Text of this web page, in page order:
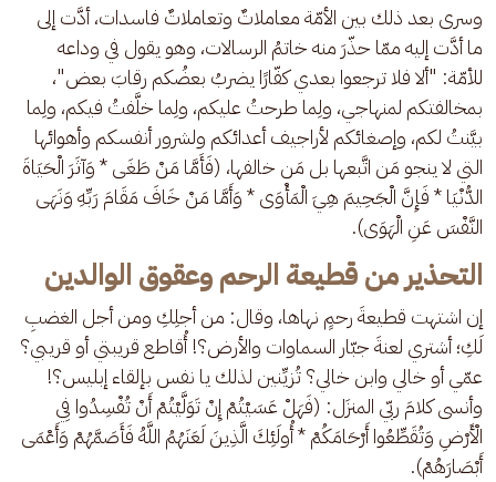
وسرى بعد ذلك بين الأمّة معاملاتٌ وتعاملاتٌ فاسدات، أدَّت إلى
ما أدَّت إليه ممّا حذّرَ منه خاتمُ الرسالات، وهو يقول في وداعه
للأمّة: "ألا فلا ترجعوا بعدي كفّارًا يضربُ بعضُكم رقابَ بعض"،
بمخالفتكم لمنهاجي، ولِما طرحتُ عليكم، ولِما خلَّفتُ فيكم، ولِما
بيَّنتُ لكم، وإصغائكم لأراجيف أعدائكم ولشرور أنفسكم وأهوائها
التي لا ينجو مَن اتَّبعها بل مَن خالفها، (فَأَمَّا مَنْ طَغَى * وَآثَرَ الْحَيَاةَ
الدُّنْيَا * فَإِنَّ الْجَحِيمَ هِيَ الْمَأْوَى * وَأَمَّا مَنْ خَافَ مَقَامَ رَبِّهِ وَنَهَى
النَّفْسَ عَنِ الْهَوَى).
التحذير من قطيعة الرحم وعقوق الوالدين
إن اشتهت قطيعةَ رحمٍ نهاها، وقال: من أجلِكِ ومن أجل الغضبِ
لَكِ؛ أشتري لعنةَ جبّار السماوات والأرض؟! أُقاطع قريبتي أو قريبي؟
عمّي أو خالي وابن خالي؟ تُزيِّنين لذلك يا نفس بإلقاء إبليس؟!
وأنسى كلامَ ربّي المنزَل: (فَهَلْ عَسَيْتُمْ إِنْ تَوَلَّيْتُمْ أَنْ تُفْسِدُوا فِي
الْأَرْضِ وَتُقَطِّعُوا أَرْحَامَكُمْ * أُولَئِكَ الَّذِينَ لَعَنَهُمُ اللَّهُ فَأَصَمَّهُمْ وَأَعْمَى
أَبْصَارَهُمْ).